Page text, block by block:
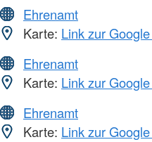
Ehrenamt
Karte: Link zur
Ehrenamt
Karte: Link zur
Ehrenamt
Karte: Link zur